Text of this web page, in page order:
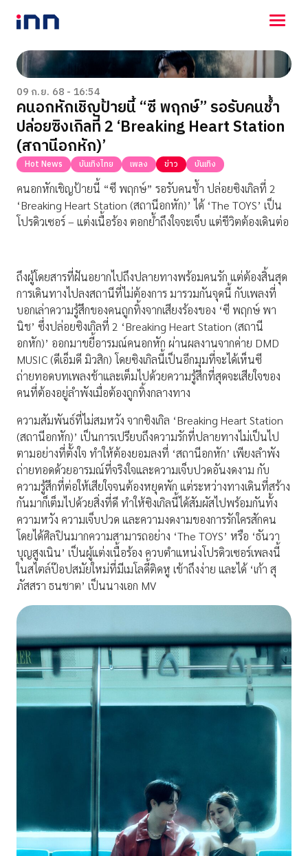
NEWS
ENTERTAINMENT
LIFESTYLE
HOROSCOPE
LOTTERY
VIDEO
ร่วมด้วยช่วยกัน
09 ก.ย. 68 - 16:54
คนอกหักเชิญป้ายนี้ “ซี พฤกษ์” รอรับคนช้ำ
ปล่อยซิงเกิลที่ 2 ‘Breaking Heart Station
(สถานีอกหัก)’
Hot News บันเทิงไทย เพลง ข่าว บันเทิง
คนอกหักเชิญป้ายนี้ “ซี พฤกษ์” รอรับคนช้ำ ปล่อยซิงเกิลที่ 2
‘Breaking Heart Station (สถานีอกหัก)’ ได้ ‘The TOYS’ เป็น
โปรดิวเซอร์ – แต่งเนื้อร้อง ตอกย้ำถึงใจจะเจ็บ แต่ชีวิตต้องเดินต่อ
ถึงผู้โดยสารที่ฝันอยากไปถึงปลายทางพร้อมคนรัก แต่ต้องสิ้นสุด
การเดินทางไปลงสถานีที่ไม่ต้องการ มารวมกันจุดนี้ กับเพลงที่
บอกเล่าความรู้สึกของคนถูกทิ้งจากเสียงร้องของ ‘ซี พฤกษ์ พา
นิช’ ซึ่งปล่อยซิงเกิลที่ 2 ‘Breaking Heart Station (สถานี
อกหัก)’ ออกมาขยี้อารมณ์คนอกหัก ผ่านผลงานจากค่าย DMD
MUSIC (ดีเอ็มดี มิวสิก) โดยซิงเกิลนี้เป็นอีกมุมที่จะได้เห็นซี
ถ่ายทอดบทเพลงช้าและเต็มไปด้วยความรู้สึกที่สุดจะเสียใจของ
คนที่ต้องอยู่ลำพังเมื่อต้องถูกทิ้งกลางทาง
ความสัมพันธ์ที่ไม่สมหวัง จากซิงเกิล ‘Breaking Heart Station
(สถานีอกหัก)’ เป็นการเปรียบถึงความรักที่ปลายทางไม่เป็นไป
ตามอย่างที่ตั้งใจ ทำให้ต้องยอมลงที่ ‘สถานีอกหัก’ เพียงลำพัง
ถ่ายทอดด้วยอารมณ์ที่จริงใจและความเจ็บปวดอันงดงาม กับ
ความรู้สึกที่ต่อให้เสียใจจนต้องหยุดพัก แต่ระหว่างทางเดินที่สร้าง
กันมาก็เต็มไปด้วยสิ่งที่ดี ทำให้ซิงเกิลนี้ได้สัมผัสไปพร้อมกันทั้ง
ความหวัง ความเจ็บปวด และความงดงามของการรักใครสักคน
โดยได้ศิลปินมากความสามารถอย่าง ‘The TOYS’ หรือ ‘ธันวา
บุญสูงเนิน’ เป็นผู้แต่งเนื้อร้อง ควบตำแหน่งโปรดิวเซอร์เพลงนี้
ในสไตล์ป๊อปสมัยใหม่ที่มีเมโลดี้ติดหู เข้าถึงง่าย และได้ ‘เก้า สุ
ภัสสรา ธนชาต’ เป็นนางเอก MV